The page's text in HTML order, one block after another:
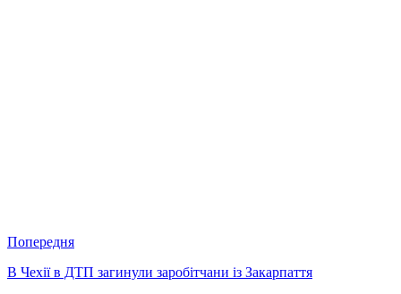
Попередня
В Чехії в ДТП загинули заробітчани із Закарпаття